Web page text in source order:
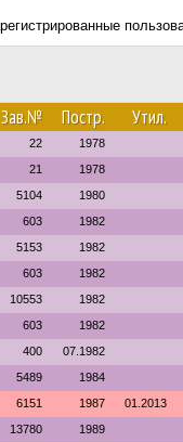
Зав.№ Постр. Утил.
22 1978
21 1978
5104 1980
603 1982
5153 1982
603 1982
10553 1982
603 1982
400 07.1982
5489 1984
6151 1987 01.2013
13780 1989